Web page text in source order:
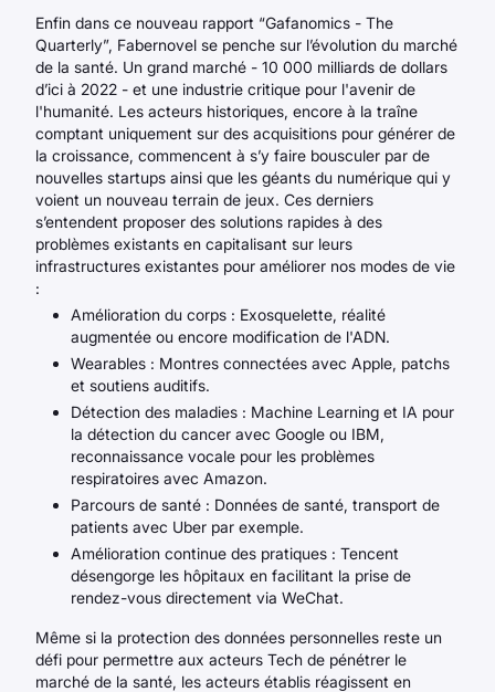
Enfin dans ce nouveau rapport “Gafanomics - The
Quarterly”, Fabernovel se penche sur l’évolution du marché
de la santé. Un grand marché - 10 000 milliards de dollars
d’ici à 2022 - et une industrie critique pour l'avenir de
l'humanité. Les acteurs historiques, encore à la traîne
comptant uniquement sur des acquisitions pour générer de
la croissance, commencent à s’y faire bousculer par de
nouvelles startups ainsi que les géants du numérique qui y
voient un nouveau terrain de jeux. Ces derniers
s’entendent proposer des solutions rapides à des
problèmes existants en capitalisant sur leurs
infrastructures existantes pour améliorer nos modes de vie
:
Amélioration du corps : Exosquelette, réalité
augmentée ou encore modification de l'ADN.
Wearables : Montres connectées avec Apple, patchs
et soutiens auditifs.
Détection des maladies : Machine Learning et IA pour
la détection du cancer avec Google ou IBM,
reconnaissance vocale pour les problèmes
respiratoires avec Amazon.
Parcours de santé : Données de santé, transport de
patients avec Uber par exemple.
Amélioration continue des pratiques : Tencent
désengorge les hôpitaux en facilitant la prise de
rendez-vous directement via WeChat.
Même si la protection des données personnelles reste un
défi pour permettre aux acteurs Tech de pénétrer le
marché de la santé, les acteurs établis réagissent en